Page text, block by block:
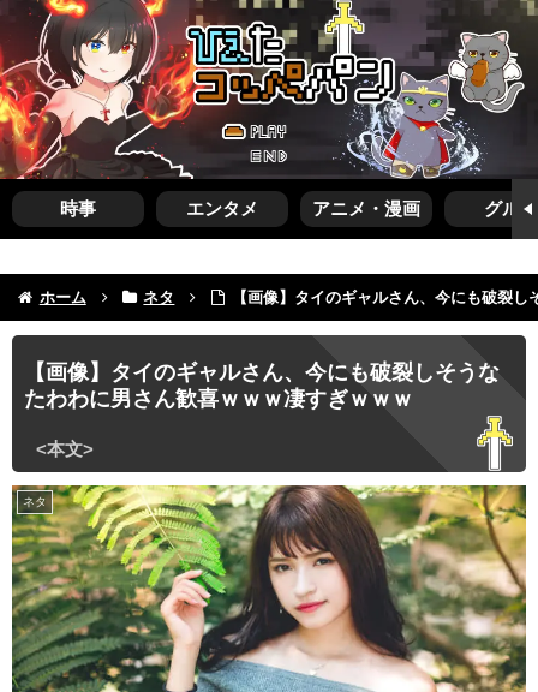
時事 エンタメ アニメ・漫画 グルメ
ホーム ネタ 【画像】タイのギャルさん、今にも破裂
【画像】タイのギャルさん、今にも破裂しそうな
たわわに男さん歓喜ｗｗｗ凄すぎｗｗｗ
ネタ